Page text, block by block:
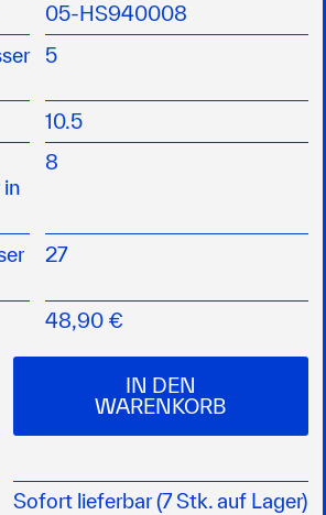
05-HS940008
5
10.5
in
8
27
48,90 €
IN DEN
WARENKORB
Sofort lieferbar (7 Stk. auf Lager)